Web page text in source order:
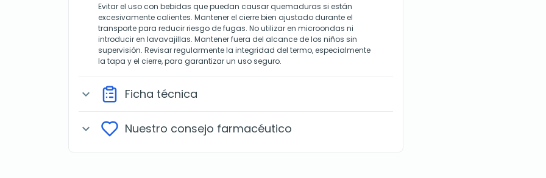
Evitar el uso con bebidas que puedan causar quemaduras si están
excesivamente calientes. Mantener el cierre bien ajustado durante el
transporte para reducir riesgo de fugas. No utilizar en microondas ni
introducir en lavavajillas. Mantener fuera del alcance de los niños sin
supervisión. Revisar regularmente la integridad del termo, especialmente
la tapa y el cierre, para garantizar un uso seguro.
expand_more Ficha técnica
expand_more Nuestro consejo farmacéutico